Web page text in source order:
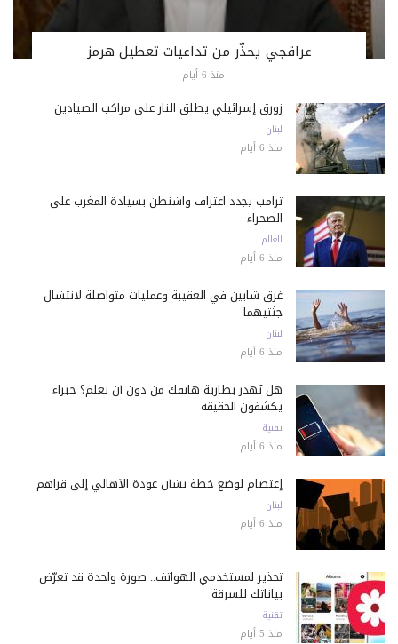
عراقجي يحذّر من تداعيات تعطيل هرمز
منذ 6 أيام
زورق إسرائيلي يطلق النار على مراكب الصيادين
لبنان
منذ 6 أيام
ترامب يجدد اعتراف واشنطن بسيادة المغرب على
الصحراء
العالم
منذ 6 أيام
غرق شابين في العقيبة وعمليات متواصلة لانتشال
جثتيهما
لبنان
منذ 6 أيام
هل تُهدر بطارية هاتفك من دون أن تعلم؟ خبراء
يكشفون الحقيقة
تقنية
منذ 6 أيام
إعتصام لوضع خطة بشأن عودة الأهالي إلى قراهم
لبنان
منذ 6 أيام
تحذير لمستخدمي الهواتف.. صورة واحدة قد تعرّض
بياناتك للسرقة
تقنية
منذ 5 أيام